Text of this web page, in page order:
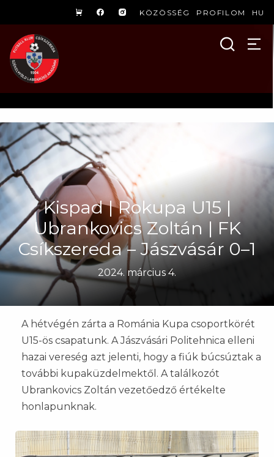
KÖZÖSSÉG PROFILOM HU
Kispad | Rokupa U15 |
Ubrankovics Zoltán | FK
Csíkszereda – Jászvásár 0–1
2024. március 4.
A hétvégén zárta a Románia Kupa csoportkörét
U15-ös csapatunk. A Jászvásári Politehnica elleni
hazai vereség azt jelenti, hogy a fiúk búcsúztak a
további kupaküzdelmektől. A találkozót
Ubrankovics Zoltán vezetőedző értékelte
honlapunknak.